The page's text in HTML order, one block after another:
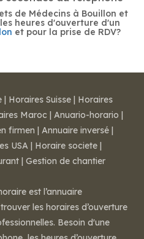
de Médecins à Bouillon et
heures d'ouverture d'un
et pour la prise de RDV?
| Horaires Suisse | Horaires
Maroc | Anuario-horario |
firmen | Annuaire inversé |
USA | Horaire societe |
| Gestion de chantier
est l’annuaire
les horaires d’ouverture
Besoin d'une